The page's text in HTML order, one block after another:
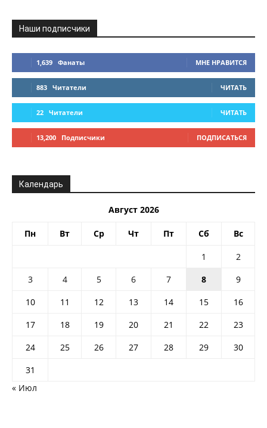
Наши подписчики
1,639 Фанаты МНЕ НРАВИТСЯ
883 Читатели ЧИТАТЬ
22 Читатели ЧИТАТЬ
13,200 Подписчики ПОДПИСАТЬСЯ
Календарь
Август 2026
Пн Вт Ср Чт Пт Сб Вс
1
2
3
4 5 6 7 8
9
10
11 12 13 14 15
16
17
18 19 20 21 22
23
24
25 26 27 28 29
30
31
« Июл